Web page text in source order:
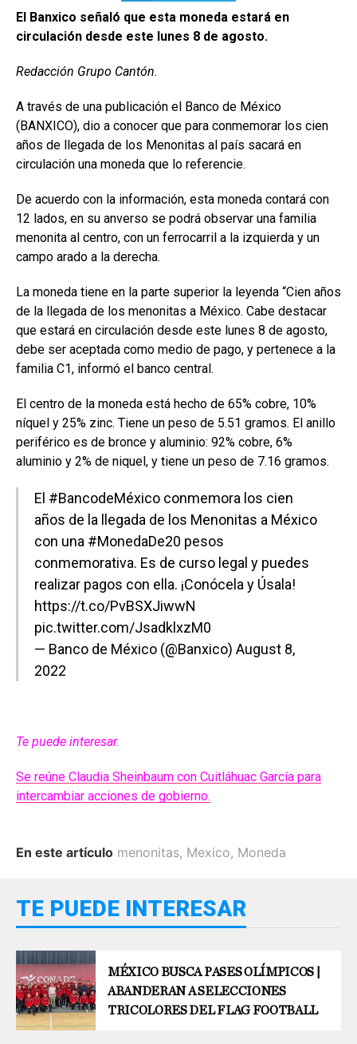
El Banxico señaló que esta moneda estará en
circulación desde este lunes 8 de agosto.
Redacción Grupo Cantón.
A través de una publicación el Banco de México
(BANXICO), dio a conocer que para conmemorar los cien
años de llegada de los Menonitas al país sacará en
circulación una moneda que lo referencie.
De acuerdo con la información, esta moneda contará con
12 lados, en su anverso se podrá observar una familia
menonita al centro, con un ferrocarril a la izquierda y un
campo arado a la derecha.
La moneda tiene en la parte superior la leyenda “Cien años
de la llegada de los menonitas a México. Cabe destacar
que estará en circulación desde este lunes 8 de agosto,
debe ser aceptada como medio de pago, y pertenece a la
familia C1, informó el banco central.
El centro de la moneda está hecho de 65% cobre, 10%
níquel y 25% zinc. Tiene un peso de 5.51 gramos. El anillo
periférico es de bronce y aluminio: 92% cobre, 6%
aluminio y 2% de niquel, y tiene un peso de 7.16 gramos.
El #BancodeMéxico conmemora los cien
años de la llegada de los Menonitas a México
con una #MonedaDe20 pesos
conmemorativa. Es de curso legal y puedes
realizar pagos con ella. ¡Conócela y Úsala!
https://t.co/PvBSXJiwwN
pic.twitter.com/JsadklxzM0
— Banco de México (@Banxico) August 8,
2022
Te puede interesar.
Se reúne Claudia Sheinbaum con Cuitláhuac García para
intercambiar acciones de gobierno.
En este artículo menonitas, Mexico, Moneda
TE PUEDE INTERESAR
MÉXICO BUSCA PASES OLÍMPICOS |
ABANDERAN A SELECCIONES
TRICOLORES DEL FLAG FOOTBALL